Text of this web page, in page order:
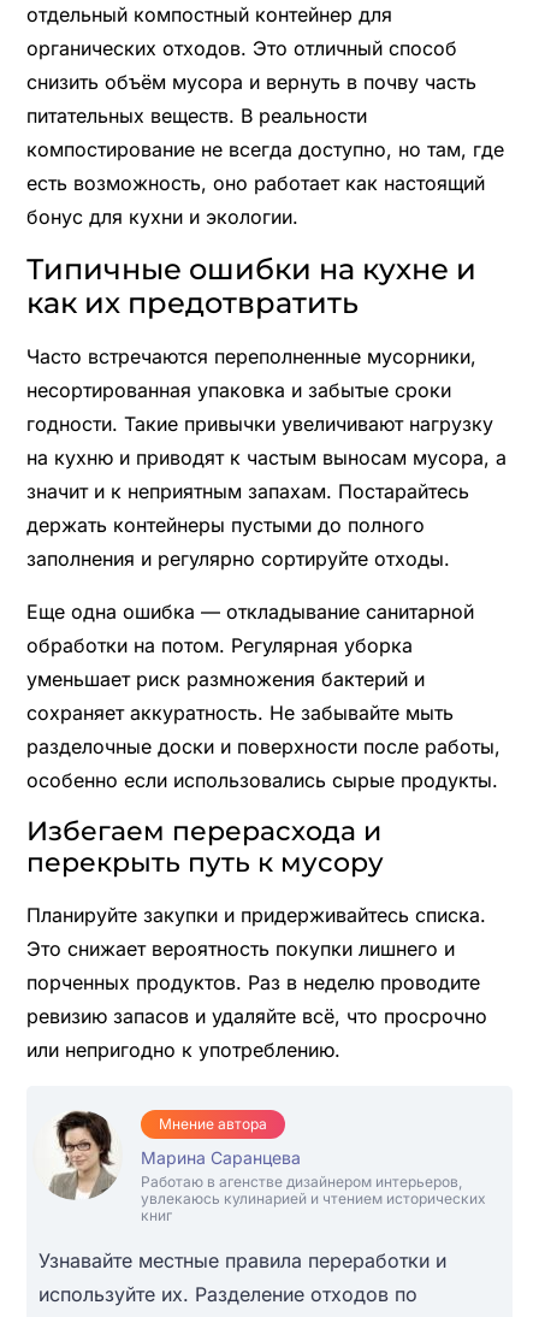
отдельный компостный контейнер для
органических отходов. Это отличный способ
снизить объём мусора и вернуть в почву часть
питательных веществ. В реальности
компостирование не всегда доступно, но там, где
есть возможность, оно работает как настоящий
бонус для кухни и экологии.
Типичные ошибки на кухне и
как их предотвратить
Часто встречаются переполненные мусорники,
несортированная упаковка и забытые сроки
годности. Такие привычки увеличивают нагрузку
на кухню и приводят к частым выносам мусора, а
значит и к неприятным запахам. Постарайтесь
держать контейнеры пустыми до полного
заполнения и регулярно сортируйте отходы.
Еще одна ошибка — откладывание санитарной
обработки на потом. Регулярная уборка
уменьшает риск размножения бактерий и
сохраняет аккуратность. Не забывайте мыть
разделочные доски и поверхности после работы,
особенно если использовались сырые продукты.
Избегаем перерасхода и
перекрыть путь к мусору
Планируйте закупки и придерживайтесь списка.
Это снижает вероятность покупки лишнего и
порченных продуктов. Раз в неделю проводите
ревизию запасов и удаляйте всё, что просрочно
или непригодно к употреблению.
Мнение автора
Марина Саранцева
Работаю в агенстве дизайнером интерьеров,
увлекаюсь кулинарией и чтением исторических
книг
Узнавайте местные правила переработки и
используйте их. Разделение отходов по